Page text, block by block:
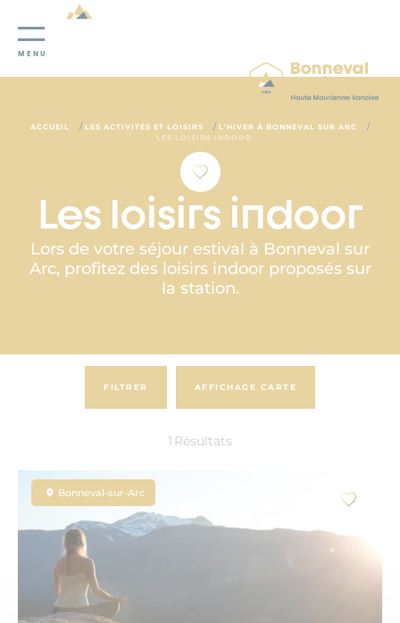
Panneau de gestion des cookies
MENU
ACCUEIL / LES ACTIVITÉS ET LOISIRS / L’HIVER À BONNEVAL SUR ARC /
LES LOISIRS INDOOR
Les loisirs indoor
Lors de votre séjour estival à Bonneval sur
Arc, profitez des loisirs indoor proposés sur
la station.
FILTRER
1 Résultats
AFFICHAGE CARTE
Bonneval-sur-Arc